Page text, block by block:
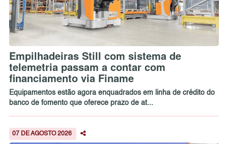
Empilhadeiras Still com sistema de
telemetria passam a contar com
financiamento via Finame
Equipamentos estão agora enquadrados em linha de crédito do
banco de fomento que oferece prazo de at...
07 DE AGOSTO 2026